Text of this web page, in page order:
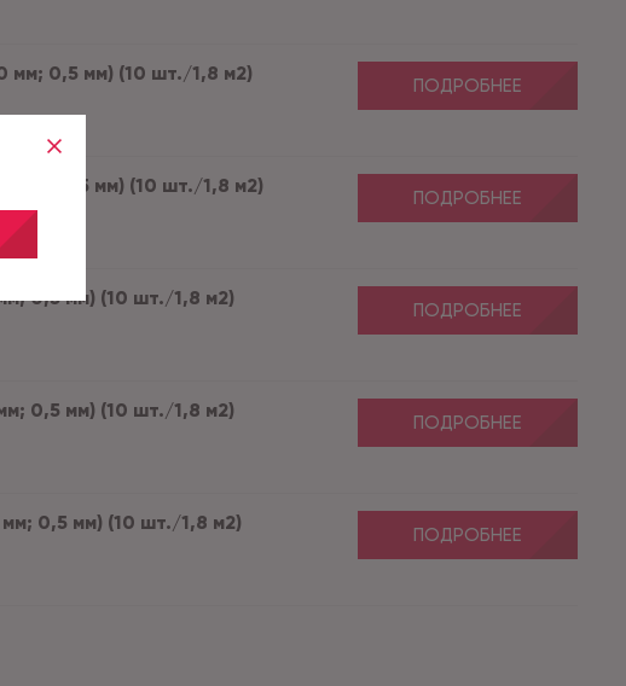
мм; 0,5 мм) (10 шт./1,8 м2)
ПОДРОБНЕЕ
мм; 0,5 мм) (10 шт./1,8 м2)
ПОДРОБНЕЕ
0,5 мм) (10 шт./1,8 м2)
ПОДРОБНЕЕ
0,5 мм) (10 шт./1,8 м2)
ПОДРОБНЕЕ
0,5 мм) (10 шт./1,8 м2)
ПОДРОБНЕЕ